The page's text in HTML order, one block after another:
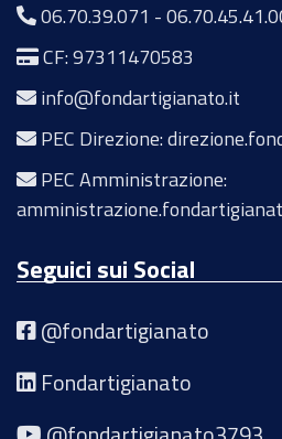
06.70.39.071 -
CF: 97311470583
info@fondartigianato.it
PEC Direzione:
PEC Amministrazione:
Seguici sui Social
@fondartigianato
Fondartigianato